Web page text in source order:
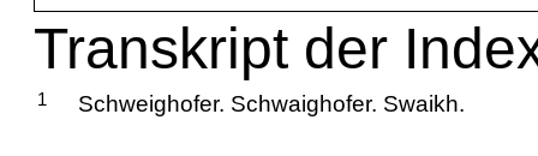
Transkript der
1 Schweighofer. Schwaighofer. Swaikh.